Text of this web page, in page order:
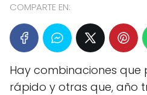
COMPARTE EN:
Hay combinaciones
rápido y otras que, año